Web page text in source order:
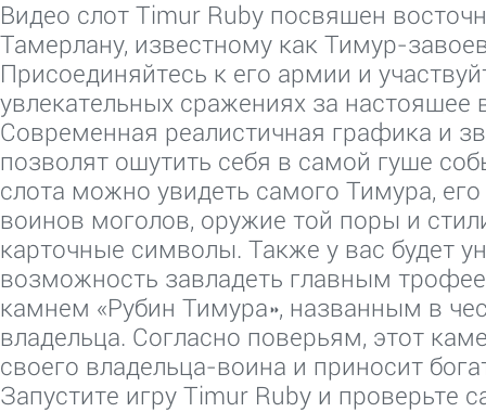
Видео слот Timur Ruby посвящен
Тамерлану, известному как Тимур-
Присоединяйтесь к его армии и
увлекательных сражениях за настоящее
Современная реалистичная графика и
позволят ощутить себя в самой гуще
слота можно увидеть самого Тимура,
воинов моголов, оружие той поры и
карточные символы. Также у вас будет
возможность завладеть главным
камнем «Рубин Тимура», названным в
владельца. Согласно поверьям, этот
своего владельца-воина и приносит
Запустите игру Timur Ruby и проверьте